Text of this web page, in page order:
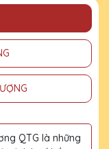
QTG là những